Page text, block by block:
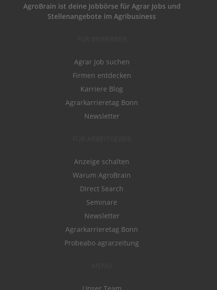
AgroBrain ist deine Jobbörse für Agrar Jobs und
Stellenangebote im Agribusiness
Agrar Job suchen
Firmen entdecken
Karriere Blog
Agrarkarrieretag Bonn
Newsletter
Anzeige schalten
Warum AgroBrain
Direct Search
Seminare
Newsletter
Agrarkarrieretag Bonn
Probeabo agrarzeitung